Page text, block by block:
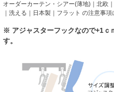
オーダーカーテン・シアー(薄地)｜北欧
｜洗える｜日本製｜フラット の注意事項
※ アジャスターフックなので+1ｃ
す。